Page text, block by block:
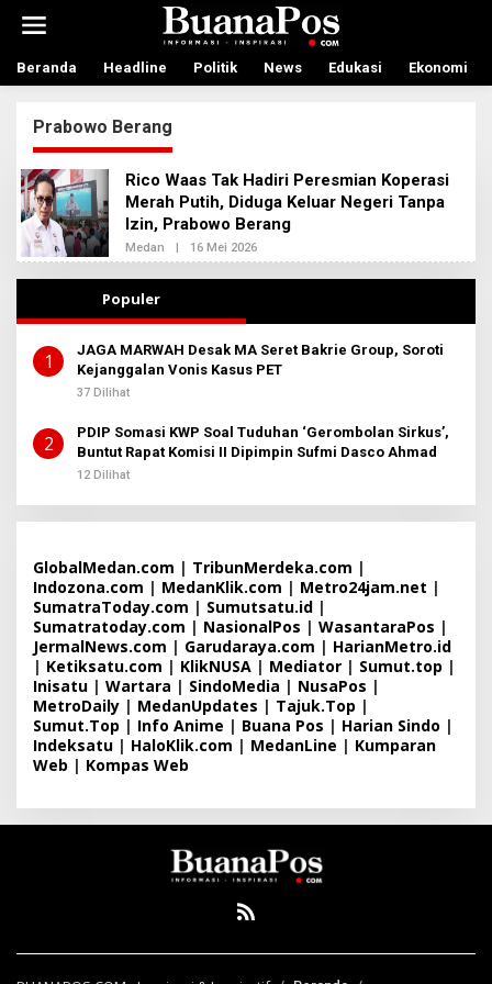
t
Beranda Headline Politik News Edukasi Ekonomi
Prabowo Berang
Rico Waas Tak Hadiri Peresmian Koperasi
Merah Putih, Diduga Keluar Negeri Tanpa
Izin, Prabowo Berang
Medan | 16 Mei 2026
L
E
D
N
I
T
Populer
1
JAGA MARWAH Desak MA Seret Bakrie Group, Soroti
Kejanggalan Vonis Kasus PET
37 Dilihat
2
PDIP Somasi KWP Soal Tuduhan ‘Gerombolan Sirkus’,
Buntut Rapat Komisi II Dipimpin Sufmi Dasco Ahmad
12 Dilihat
GlobalMedan.com | TribunMerdeka.com |
Indozona.com | MedanKlik.com | Metro24jam.net |
SumatraToday.com | Sumutsatu.id |
Sumatratoday.com | NasionalPos | WasantaraPos |
JermalNews.com | Garudaraya.com | HarianMetro.id
| Ketiksatu.com | KlikNUSA | Mediator | Sumut.top |
Inisatu | Wartara | SindoMedia | NusaPos |
MetroDaily | MedanUpdates | Tajuk.Top |
Sumut.Top | Info Anime | Buana Pos | Harian Sindo |
Indeksatu | HaloKlik.com | MedanLine | Kumparan
Web | Kompas Web